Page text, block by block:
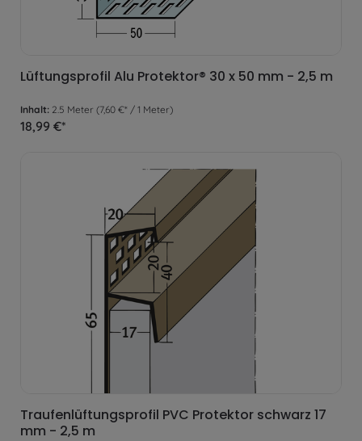
Lüftungsprofil Alu Protektor® 30 x 50 mm - 2,5 m
Inhalt: 2.5 Meter (7,60 €* / 1 Meter)
18,99 €*
Traufenlüftungsprofil PVC Protektor schwarz 17
mm - 2,5 m